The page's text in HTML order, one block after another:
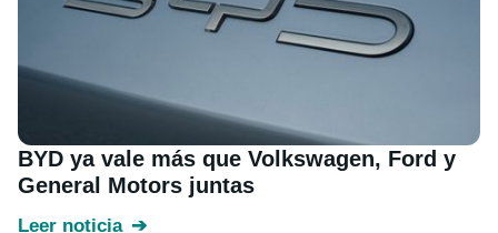
BYD ya vale más que Volkswagen, Ford y
General Motors juntas
Leer noticia